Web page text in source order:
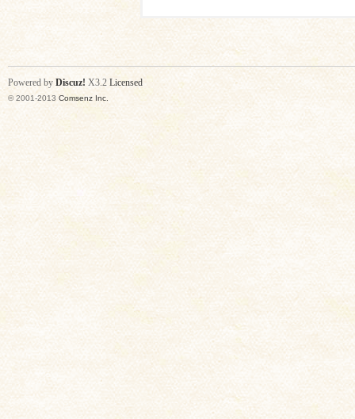
Powered by Discuz! X3.2 Licensed
© 2001-2013 Comsenz Inc.